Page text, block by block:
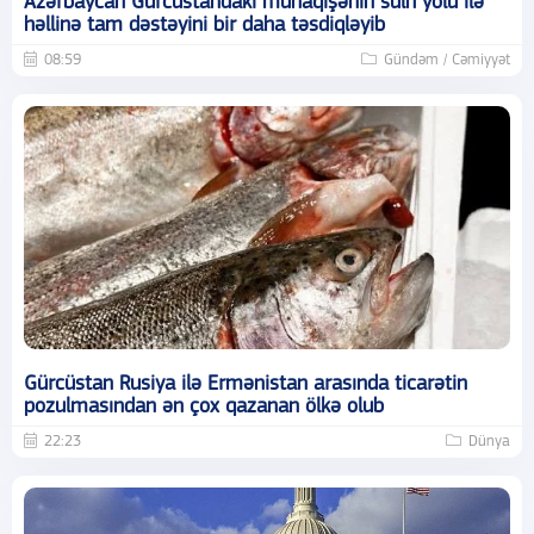
həllinə tam dəstəyini bir daha təsdiqləyib
08:59 Gündəm / Cəmiyyət
Gürcüstan Rusiya ilə Ermənistan arasında ticarətin
pozulmasından ən çox qazanan ölkə olub
22:23 Dünya